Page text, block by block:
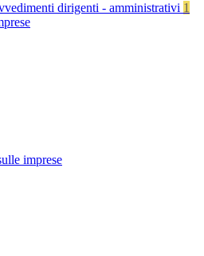
dirigenti - amministrativi 1
imprese